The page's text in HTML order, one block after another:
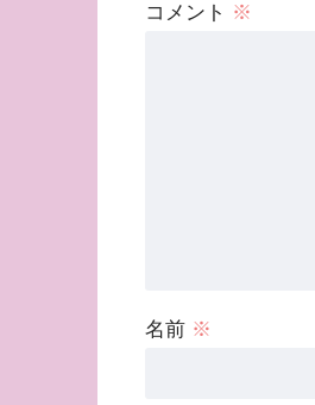
コメント ※
名前 ※